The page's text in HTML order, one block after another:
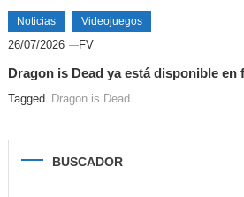
Noticias Videojuegos
26/07/2026 FV
Dragon is Dead ya está disponible en
Tagged Dragon is Dead
BUSCADOR